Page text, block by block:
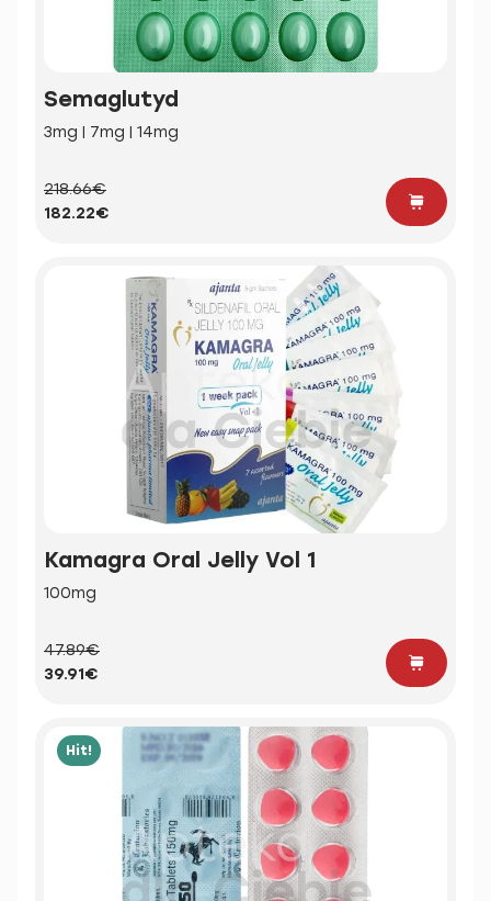
Semaglutyd
3mg | 7mg | 14mg
218.66€
182.22€
Kamagra Oral Jelly Vol 1
100mg
47.89€
39.91€
Hit!